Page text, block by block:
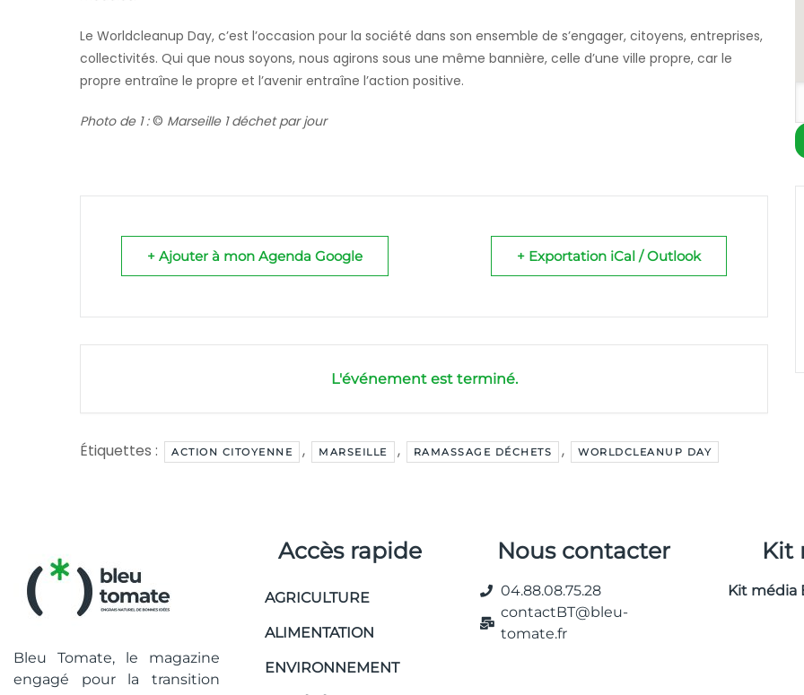
Le Worldcleanup Day, c’est l’occasion pour la société dans son ensemble de s’engager, citoyens, entreprises,
collectivités. Qui que nous soyons, nous agirons sous une même bannière, celle d’une ville propre, car le
propre entraîne le propre et l’avenir entraîne l’action positive.
Photo de 1 :© Marseille 1 déchet par jour
+ Ajouter à mon Agenda Google + Exportation iCal / Outlook
L'événement est terminé.
Étiquettes : ACTION CITOYENNE , MARSEILLE , RAMASSAGE DÉCHETS , WORLDCLEANUP DAY
Bleu Tomate, le magazine
engagé pour la transition
Accès rapide
AGRICULTURE
ALIMENTATION
ENVIRONNEMENT
Nous contacter
04.88.08.75.28
contactBT@bleu-
tomate.fr
Kit
Kit média